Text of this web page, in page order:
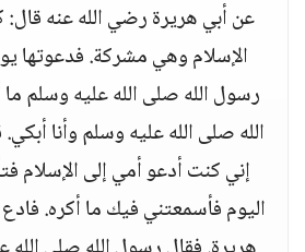
عن أبي هريرة رضي الله عنه
الإسلام وهي مشركة. فدعوتها
رسول الله صلى الله عليه وسلم
الله صلى الله عليه وسلم وأنا
إني كنت أدعو أمي إلى الإسلام
اليوم فأسمعتني فيك ما أكره.